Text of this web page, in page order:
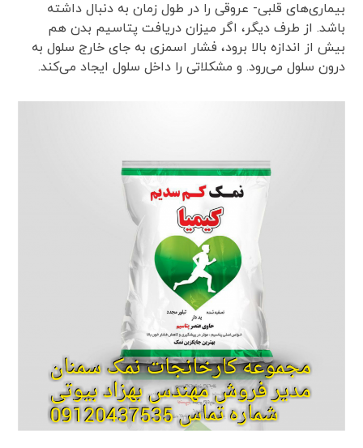
بیماری‌های قلبی- عروقی را در طول زمان به دنبال داشته
باشد. از طرف دیگر، اگر میزان دریافت پتاسیم بدن هم
بیش از اندازه بالا برود، فشار اسمزی به جای خارج سلول به
درون سلول می‌رود. و مشکلاتی را داخل سلول ایجاد می‌کند.